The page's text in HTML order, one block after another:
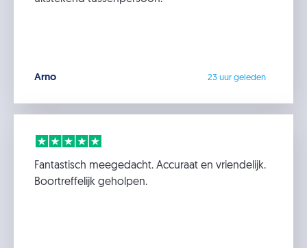
Arno 23 uur geleden
Fantastisch meegedacht. Accuraat en vriendelijk.
Boortreffelijk geholpen.